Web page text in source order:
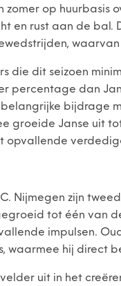
op huurbasis
en rust aan de
die dit seizoen
percentage dan
bijdrage
groeide Janse uit
opvallende
Nijmegen zijn
tot één van
impulsen.
waarmee hij direct
uit in het